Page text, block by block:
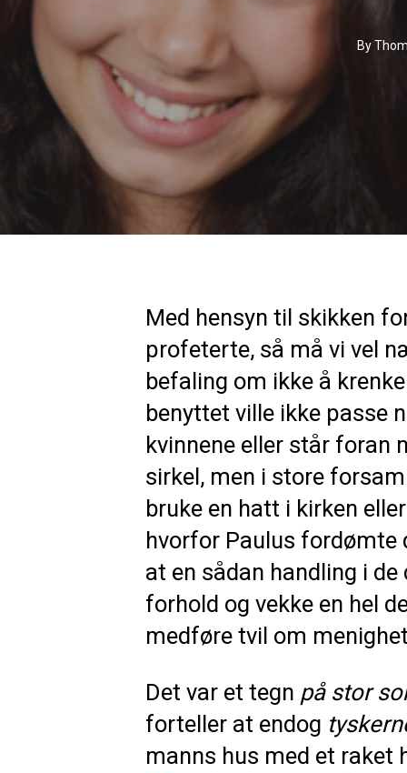
By
Med hensyn til skikken
profeterte, så må vi vel
befaling om ikke å
benyttet ville ikke passe
kvinnene eller står foran
sirkel, men i store
bruke en hatt i kirken
hvorfor Paulus fordømte
at en sådan handling i
forhold og vekke en hel
medføre tvil om
Det var et tegn på stor
forteller at endog
manns hus med et raket